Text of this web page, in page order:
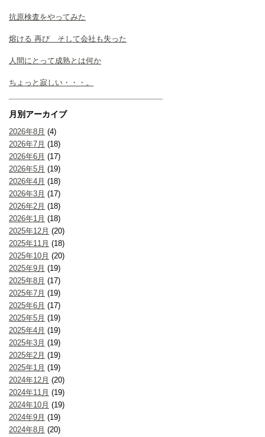
抗原検査をやってみた
熔ける 再び そして会社も失った
人間にとって成熟とは何か
ちょっと寂しい・・・。
月別アーカイブ
2026年8月 (4)
2026年7月 (18)
2026年6月 (17)
2026年5月 (19)
2026年4月 (18)
2026年3月 (17)
2026年2月 (18)
2026年1月 (18)
2025年12月 (20)
2025年11月 (18)
2025年10月 (20)
2025年9月 (19)
2025年8月 (17)
2025年7月 (19)
2025年6月 (17)
2025年5月 (19)
2025年4月 (19)
2025年3月 (19)
2025年2月 (19)
2025年1月 (19)
2024年12月 (20)
2024年11月 (19)
2024年10月 (19)
2024年9月 (19)
2024年8月 (20)